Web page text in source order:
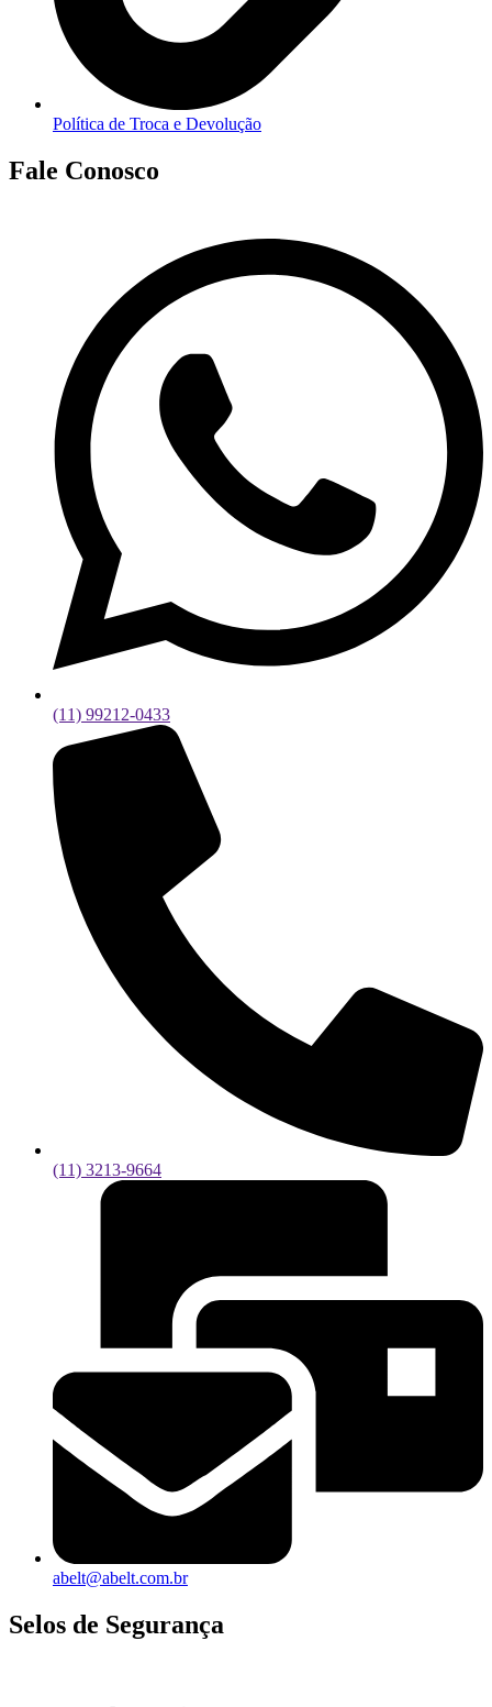
Política de Troca e Devolução
Fale Conosco
(11) 99212-0433
(11) 3213-9664
abelt@abelt.com.br
Selos de Segurança